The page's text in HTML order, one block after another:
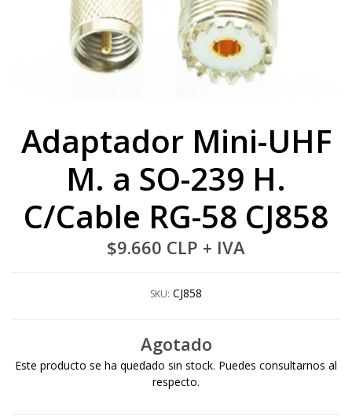
Adaptador Mini-UHF
M. a SO-239 H.
C/Cable RG-58 CJ858
$9.660 CLP + IVA
SKU: CJ858
Agotado
Este producto se ha quedado sin stock. Puedes consultarnos al
respecto.